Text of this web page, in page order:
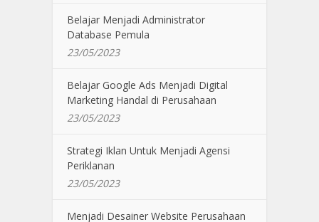
Belajar Menjadi Administrator
Database Pemula
23/05/2023
Belajar Google Ads Menjadi Digital
Marketing Handal di Perusahaan
23/05/2023
Strategi Iklan Untuk Menjadi Agensi
Periklanan
23/05/2023
Menjadi Desainer Website Perusahaan